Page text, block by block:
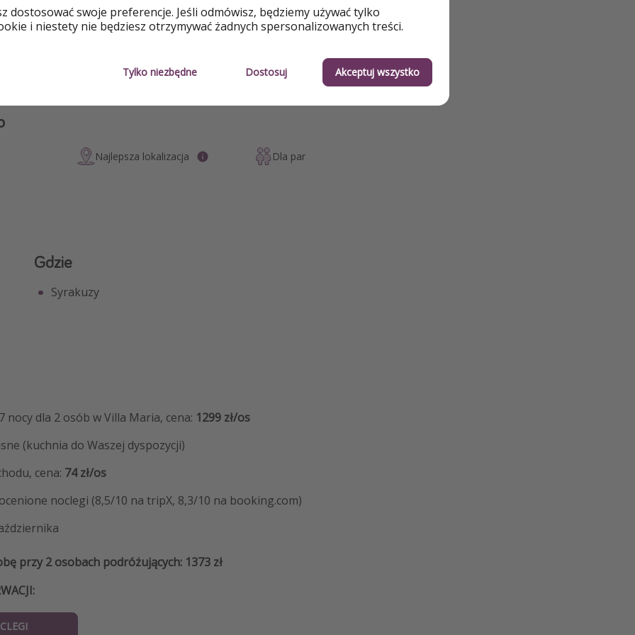
ciekawostki i memy podróżnicze prosto na Twój telefon -zapisz się na kanał
Najlepsza lokalizacja Dla par
Gdzie
Syrakuzy
nocy dla 2 osób w Villa Maria, cena: 1299 zł/os
(kuchnia do Waszej dyspozycji)
cena: 74 zł/os
noclegi (8,5/10 na tripX, 8,3/10 na booking.com)
przy 2 osobach podróżujących: 1373 zł
dostosować swoje preferencje. Jeśli odmówisz, będziemy używać tylko
i niestety nie będziesz otrzymywać żadnych spersonalizowanych treści.
Tylko niezbędne Dostosuj Akceptuj wszystko